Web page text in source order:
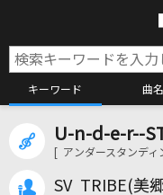
キーワード 曲名
U-n-d-e-r--
[ アンダースタンディ
SV TRIBE(美